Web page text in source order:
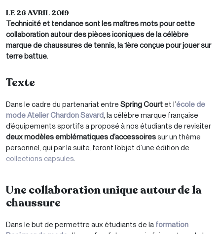
LE 26 AVRIL 2019
Technicité et tendance sont les maîtres mots pour cette
collaboration autour des pièces iconiques de la célèbre
marque de chaussures de tennis, la 1ère conçue pour jouer sur
terre battue.
Texte
Dans le cadre du partenariat entre Spring Courtet l’école de
mode Atelier Chardon Savard, la célèbre marque française
d’équipements sportifs a proposé à nos étudiants de revisiter
deux modèles emblématiques d’accessoiressur un thème
personnel, qui par la suite, feront l’objet d’une édition de
collections capsules.
Une collaboration unique autour de la
chaussure
Dans le but de permettre aux étudiants de la formation